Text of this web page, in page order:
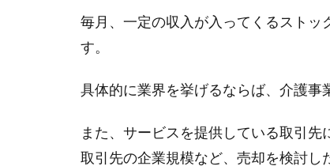
毎月、一定の収入が入ってくるスト
す。
具体的に業界を挙げるならば、介護事
また、サービスを提供している取引先
取引先の企業規模など、売却を検討し